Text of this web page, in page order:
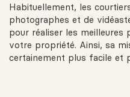
Habituellement, les
photographes et de
pour réaliser les meilleures
votre propriété. Ainsi, sa
certainement plus facile et